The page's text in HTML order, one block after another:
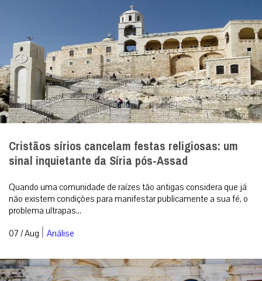
sinal inquietante da Síria pós-Assad
Quando uma comunidade de raízes tão antigas considera que já
não existem condições para manifestar publicamente a sua fé, o
problema ultrapas...
07 / Aug |Análise
Superstição é pecado?